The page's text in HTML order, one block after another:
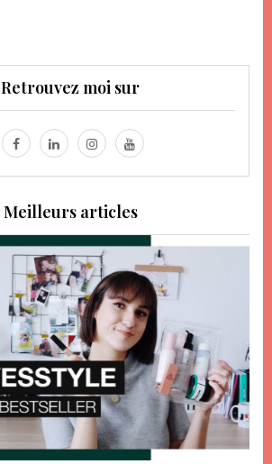
Retrouvez moi sur
Meilleurs articles